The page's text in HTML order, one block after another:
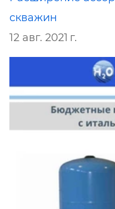
скважин
12 авг. 2021 г.